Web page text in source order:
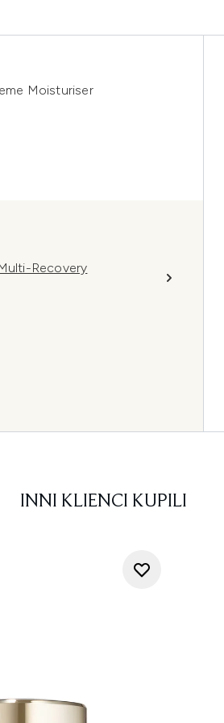
Moisturiser
Recovery
INNI KLIENCI KUPILI